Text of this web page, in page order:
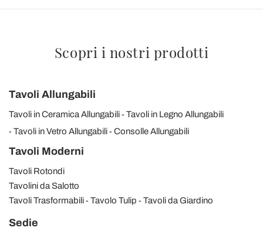
Scopri i nostri prodotti
Tavoli Allungabili
Tavoli in Ceramica Allungabili
Tavoli in Legno Allungabili
Tavoli in Vetro Allungabili
Consolle Allungabili
Tavoli Moderni
Tavoli Rotondi
Tavolini da Salotto
Tavoli Trasformabili
Tavolo Tulip Tavoli da Giardino
Sedie